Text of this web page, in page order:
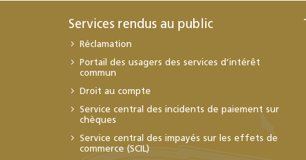
Services rendus au public
Réclamation
Portail des usagers des services d’intérêt
commun
Droit au compte
Service central des incidents de paiement sur
chèques
Service central des impayés sur les effets de
commerce (SCIL)